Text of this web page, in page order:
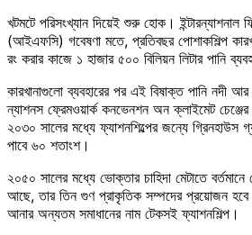
খটমটে পরিসংখ্যান দিয়েই শুরু হোক। ইন্টারন্যাশনাল
(আইএফসি) গবেষণা মতে, প্রতিবছর পোশাকশিল্প
রং করার কাজে ১ হাজার ৫০০ বিলিয়ন লিটার পানি
কারখানাগুলো ব্যবহারের পর এই বিষাক্ত পানি নদী
ন্যাশনস ফ্রেমওয়ার্ক কনভেনশন অন ক্লাইমেট
২০৩০ সালের মধ্যে ফ্যাশনশিল্পের জন্যে গ্রিনহাউস
পাবে ৬০ শতাংশ।
২০৫০ সালের মধ্যে ভোক্তার চাহিদা মেটাতে
আছে, তার তিন গুণ প্রাকৃতিক সম্পদের প্রয়োজন
আনার অন্যতম সমাধানের নাম টেকসই ফ্যাশনশিল্প।